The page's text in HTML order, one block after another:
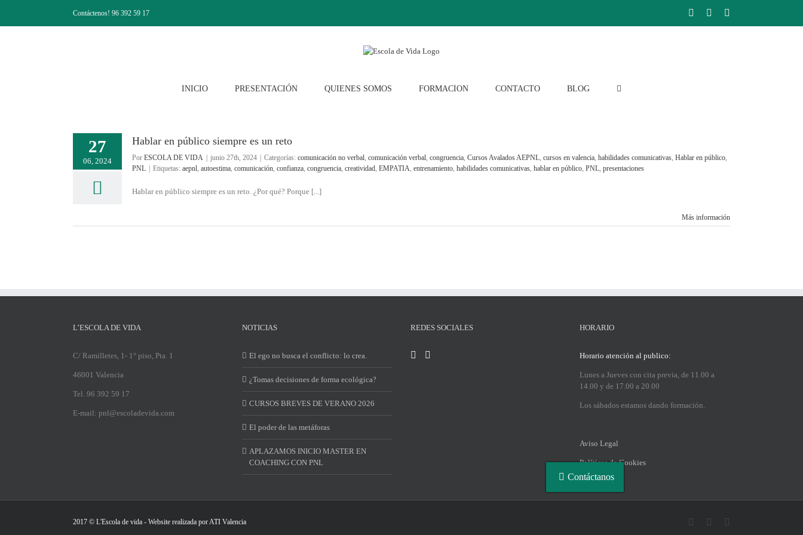
contenido
Contáctenos! 96 392 59 17 FacebookInstagram
INICIO PRESENTACIÓN QUIENES SOMOS FORMACION CONTACTO BLOG
27
06, 2024
Hablar en público siempre es un reto
Por ESCOLA DE VIDA junio 27th, 2024 Categorías: comunicación no verbal, comunicación verbal, congruencia, Cursos Avalados AEPNL, cursos en valencia, habilidades comunicativas, Hablar en público,
PNL
Etiquetas: aepnl, autoestima, comunicación, confianza, congruencia, creatividad, EMPATIA, entrenamiento, habilidades comunicativas, hablar en público, PNL, presentaciones
Hablar en público siempre es un reto. ¿Por qué? Porque [...]
Más información
L’ESCOLA DE VIDA
C/ Ramilletes, 1- 1° piso, Pta. 1
46001 Valencia
Tel. 96 392 59 17
E-mail: pnl@escoladevida.com
NOTICIAS
El ego no busca el conflicto: lo crea.
¿Tomas decisiones de forma ecológica?
CURSOS BREVES DE VERANO 2026
El poder de las metáforas
APLAZAMOS INICIO MASTER EN
COACHING CON PNL
REDES SOCIALES HORARIO
Horario atención al publico:
Lunes a Jueves con cita previa, de 11.00 a
14.00 y de 17.00 a 20.00
Los sábados estamos dando formación.
Aviso Legal
Políticas de Cookies
2017 © L'Escola de vida - Website realizada porATI Valencia FacebookInstagram
Contáctanos